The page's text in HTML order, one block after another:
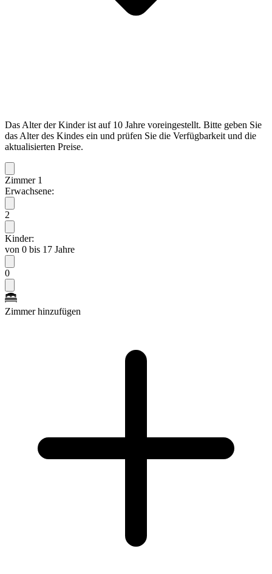
Das Alter der Kinder ist auf 10 Jahre voreingestellt. Bitte geben Sie
das Alter des Kindes ein und prüfen Sie die Verfügbarkeit und die
aktualisierten Preise.
Zimmer 1
Erwachsene:
2
Kinder:
von 0 bis 17 Jahre
0
Zimmer hinzufügen